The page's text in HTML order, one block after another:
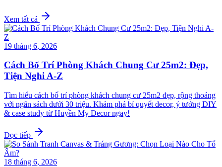
Xem tất cả
19 tháng 6, 2026
Cách Bố Trí Phòng Khách Chung Cư 25m2: Đẹp,
Tiện Nghi A-Z
Tìm hiểu cách bố trí phòng khách chung cư 25m2 đẹp, rộng thoáng
với ngân sách dưới 30 triệu. Khám phá bí quyết decor, ý tưởng DIY
& case study từ Huyền My Decor ngay!
Đọc tiếp
18 tháng 6, 2026